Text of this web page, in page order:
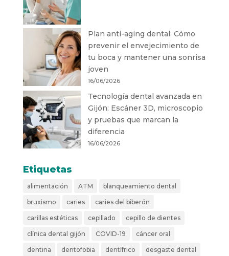
Plan anti-aging dental: Cómo
prevenir el envejecimiento de
tu boca y mantener una sonrisa
joven
16/06/2026
Tecnología dental avanzada en
Gijón: Escáner 3D, microscopio
y pruebas que marcan la
diferencia
16/06/2026
Etiquetas
alimentación ATM blanqueamiento dental
bruxismo caries caries del biberón
carillas estéticas cepillado cepillo de dientes
clínica dental gijón COVID-19 cáncer oral
dentina dentofobia dentífrico desgaste dental